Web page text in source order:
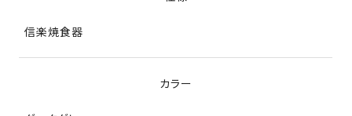
信楽焼食器
カラー